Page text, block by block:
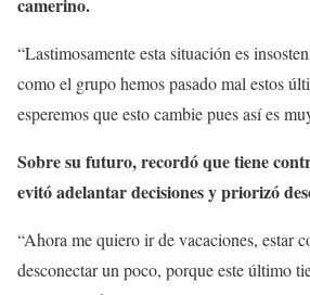
“Lastimosamente esta situación es
como el grupo hemos pasado mal estos
esperemos que esto cambie pues así es
Sobre su futuro, recordó que tiene
evitó adelantar decisiones y priorizó
“Ahora me quiero ir de vacaciones, estar
desconectar un poco, porque este último